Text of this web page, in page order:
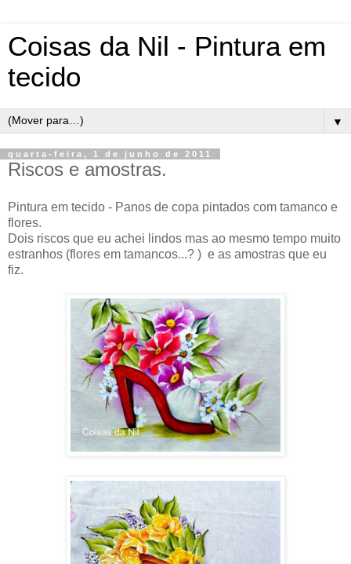
Coisas da Nil - Pintura em
tecido
▼
quarta-feira, 1 de junho de 2011
Riscos e amostras.
Pintura em tecido - Panos de copa pintados com tamanco e
flores.
Dois riscos que eu achei lindos mas ao mesmo tempo muito
estranhos (flores em tamancos...? ) e as amostras que eu
fiz.